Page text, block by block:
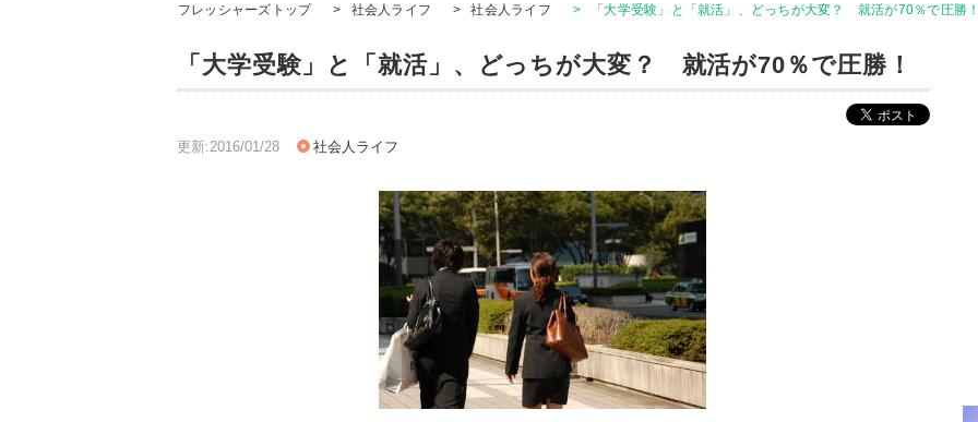
フレッシャーズトップ > 社会人ライフ > 社会人ライフ > 「大学受験」と「就活」、どっちが大変？ 就活が70％で圧勝
「大学受験」と「就活」、どっちが大変？ 就活が70％で圧勝！
更新:2016/01/28 社会人ライフ